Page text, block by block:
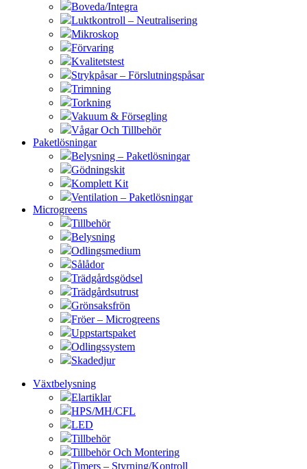
Boveda/Integra
Luktkontroll – Neutralisering
Mikroskop
Förvaring
Kvalitetstest
Strykpåsar – Förslutningspåsar
Trimning
Torkning
Vakuum & Försegling
Vågar Och Tillbehör
Paketlösningar
Belysning – Paketlösningar
Gödningskit
Komplett Kit
Ventilation – Paketlösningar
Microgreens
Tillbehör
Belysning
Odlingsmedium
Sålådor
Trädgårdsgödsel
Trädgårdsutrust
Grönsaksfrön
Fröer – Microgreens
Uppstartspaket
Odlingssystem
Skadedjur
Växtbelysning
Elartiklar
HPS/MH/CFL
LED
Tillbehör
Tillbehör Och Montering
Timers – Styrning/Kontroll